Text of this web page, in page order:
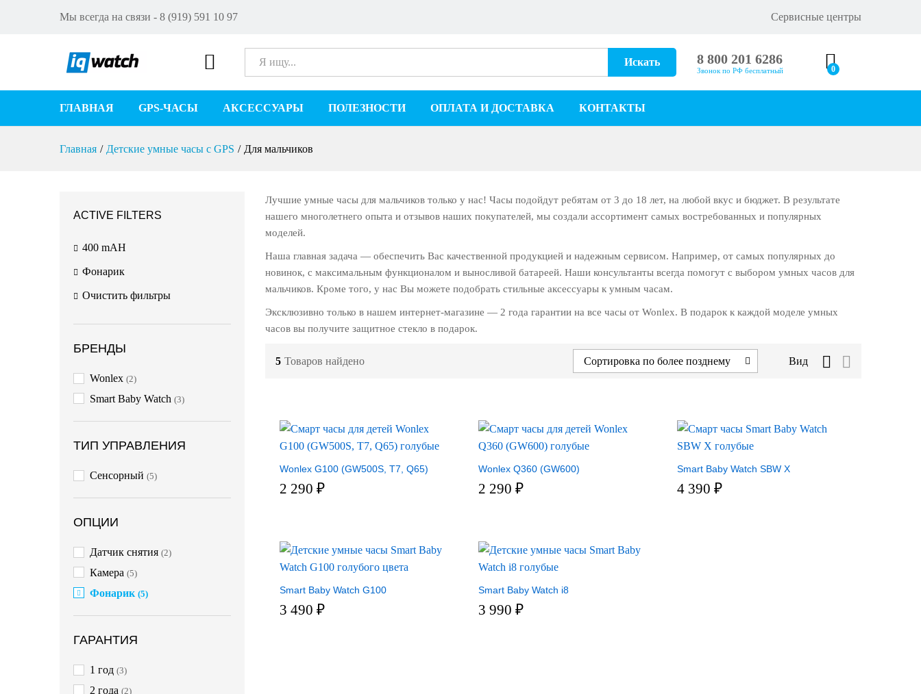
Мы всегда на связи - 8 (919) 591 10 97 Сервисные центры
Все Искать 8 800 201 6286
Звонок по РФ бесплатный 0
ГЛАВНАЯ GPS-ЧАСЫ АКСЕССУАРЫ ПОЛЕЗНОСТИ ОПЛАТА И ДОСТАВКА КОНТАКТЫ
Главная / Детские умные часы с GPS / Для мальчиков
Лучшие умные часы для мальчиков только у нас! Часы подойдут ребятам от 3 до 18 лет, на любой вкус и бюджет. В результате
нашего многолетнего опыта и отзывов наших покупателей, мы создали ассортимент самых востребованных и популярных
моделей.
Наша главная задача — обеспечить Вас качественной продукцией и надежным сервисом. Например, от самых популярных до
новинок, с максимальным функционалом и выносливой батареей. Наши консультанты всегда помогут с выбором умных часов для
мальчиков. Кроме того, у нас Вы можете подобрать стильные аксессуары к умным часам.
Эксклюзивно только в нашем интернет-магазине — 2 года гарантии на все часы от Wonlex. В подарок к каждой моделе умных
часов вы получите защитное стекло в подарок.
5 Товаров найдено Вид
Сортировка по более позднему
Wonlex G100 (GW500S, T7, Q65)
2 290 ₽
Wonlex Q360 (GW600)
2 290 ₽
Smart Baby Watch SBW X
4 390 ₽
Smart Baby Watch G100
3 490 ₽
Smart Baby Watch i8
3 990 ₽
ACTIVE FILTERS
400 mAH
Фонарик
Очистить фильтры
БРЕНДЫ
Wonlex (2)
Smart Baby Watch (3)
ТИП УПРАВЛЕНИЯ
Сенсорный (5)
ОПЦИИ
Датчик снятия (2)
Камера (5)
Фонарик (5)
ГАРАНТИЯ
1 год (3)
2 года (2)